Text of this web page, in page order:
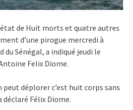
de Huit morts et quatre autres
d’une pirogue mercredi à
du Sénégal, a indiqué jeudi le
Felix Diome.
peut déplorer c’est huit corps sans
déclaré Félix Diome.